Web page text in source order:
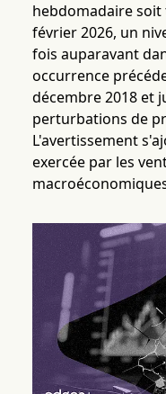
hebdomadaire soit
février 2026, un
fois auparavant
occurrence
décembre 2018 et
perturbations de
L'avertissement
exercée par les